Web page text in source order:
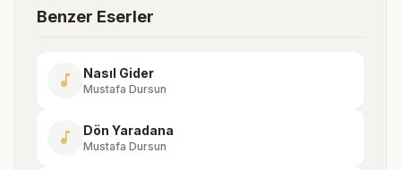
Benzer Eserler
music_note Nasıl Gider
Mustafa Dursun
music_note Dön Yaradana
Mustafa Dursun